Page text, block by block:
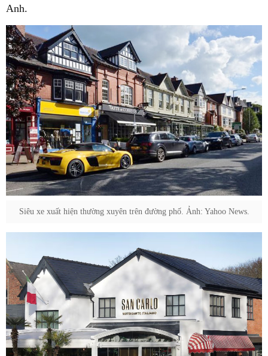
Anh.
Siêu xe xuất hiện thường xuyên trên đường phố. Ảnh: Yahoo News.